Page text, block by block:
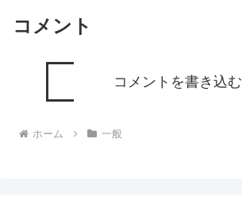
コメント
コメントを書き込む
ホーム 一般